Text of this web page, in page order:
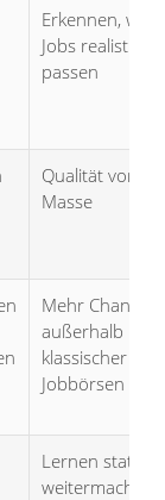
Erkennen,
Jobs realistisch
passen
Qualität vor
Masse
Mehr Chancen
außerhalb
klassischer
Jobbörsen
Lernen statt
weitermachen